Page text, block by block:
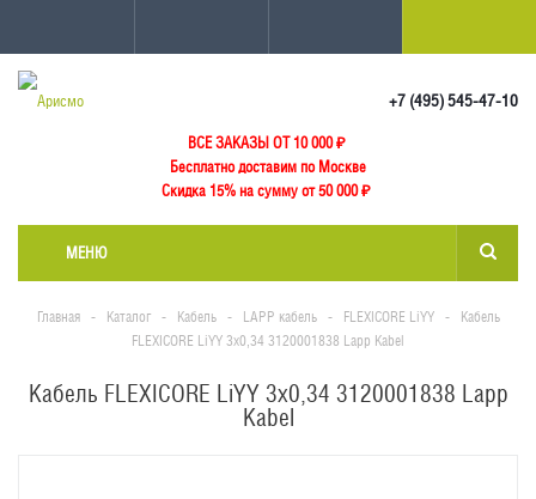
+7 (495) 545-47-10
ВСЕ ЗАКАЗЫ ОТ 10 000₽
Бесплатно доставим по Москве
Скидка 15% на сумму от 50 000 ₽
МЕНЮ
Главная - Каталог - Кабель - LAPP кабель - FLEXICORE LiYY -
Кабель
FLEXICORE LiYY 3x0,34 3120001838 Lapp Kabel
Кабель FLEXICORE LiYY 3x0,34 3120001838 Lapp
Kabel